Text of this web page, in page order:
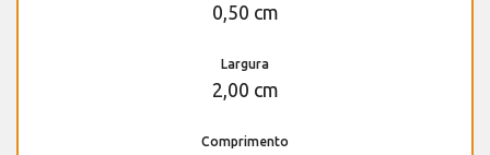
0,50 cm
Largura
2,00 cm
Comprimento